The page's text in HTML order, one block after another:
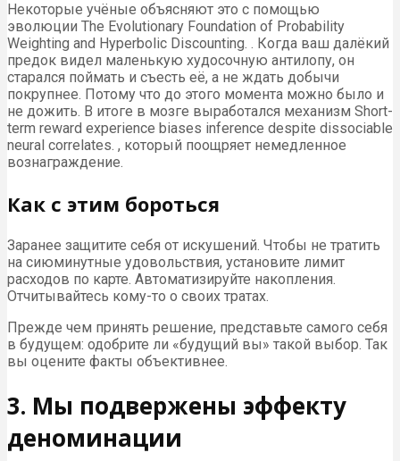
Некоторые учёные объясняют это с помощью
эволюции The Evolutionary Foundation of Probability
Weighting and Hyperbolic Discounting. . Когда ваш далёкий
предок видел маленькую худосочную антилопу, он
старался поймать и съесть её, а не ждать добычи
покрупнее. Потому что до этого момента можно было и
не дожить. В итоге в мозге выработался механизм Short-
term reward experience biases inference despite dissociable
neural correlates. , который поощряет немедленное
вознаграждение.
Как с этим бороться
Заранее защитите себя от искушений. Чтобы не тратить
на сиюминутные удовольствия, установите лимит
расходов по карте. Автоматизируйте накопления.
Отчитывайтесь кому-то о своих тратах.
Прежде чем принять решение, представьте самого себя
в будущем: одобрите ли «будущий вы» такой выбор. Так
вы оцените факты объективнее.
3. Мы подвержены эффекту
деноминации